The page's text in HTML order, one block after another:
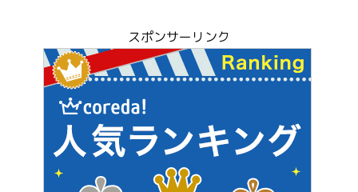
スポンサーリンク